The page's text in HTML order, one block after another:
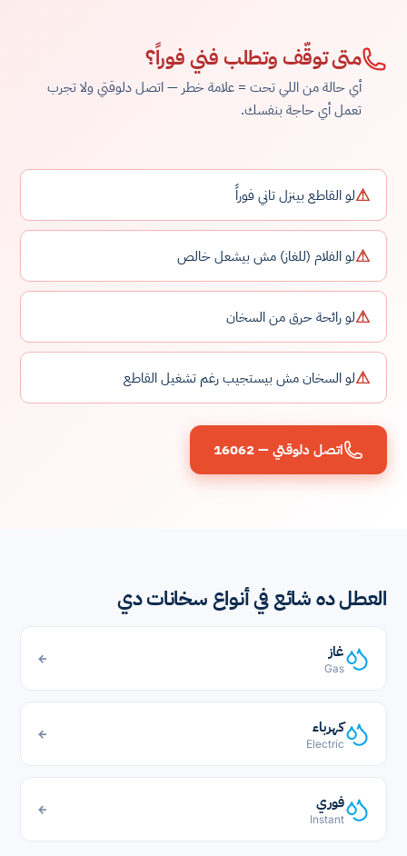
متى توقّف وتطلب فني فوراً؟
أي حالة من اللي تحت = علامة خطر — اتصل دلوقتي ولا تجرب
تعمل أي حاجة بنفسك.
⚠لو القاطع بينزل تاني فوراً
⚠لو الفلام (للغاز) مش بيشعل خالص
⚠لو رائحة حرق من السخان
⚠لو السخان مش بيستجيب رغم تشغيل القاطع
اتصل دلوقتي — 16062
العطل ده شائع في أنواع سخانات دي
غاز
Gas
←
كهرباء
Electric
←
فوري
Instant
←